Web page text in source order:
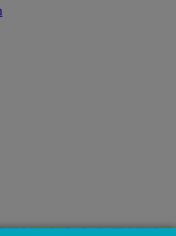
W166 R171 R172 W203